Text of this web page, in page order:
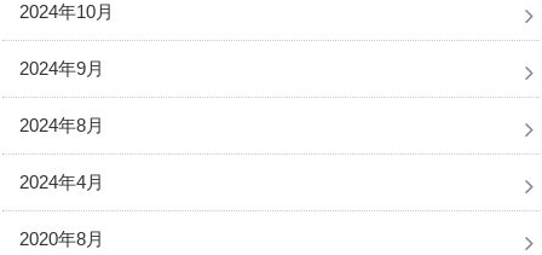
2024年10月
2024年9月
2024年8月
2024年4月
2020年8月